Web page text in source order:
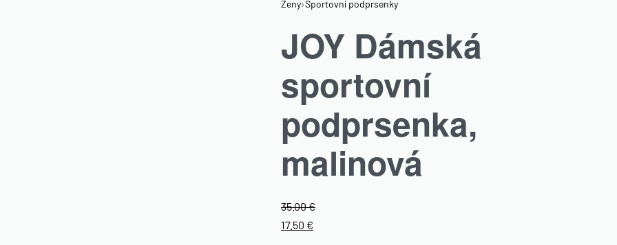
Ženy›Sportovní podprsenky
JOY Dámská
sportovní
podprsenka,
malinová
35.00€
17.50 €